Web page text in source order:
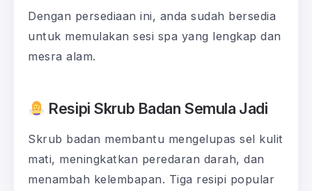
Dengan persediaan ini, anda sudah bersedia
untuk memulakan sesi spa yang lengkap dan
mesra alam.
Resipi Skrub Badan Semula Jadi
Skrub badan membantu mengelupas sel kulit
mati, meningkatkan peredaran darah, dan
menambah kelembapan. Tiga resipi popular